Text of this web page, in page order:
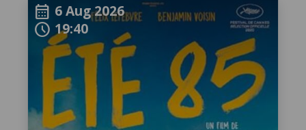
calendar_month 6 Aug 2026
schedule 19:40